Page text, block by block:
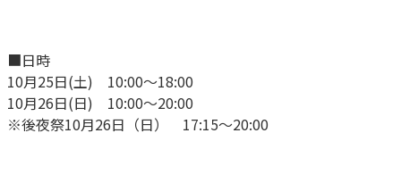
■日時
10月25日(土) 10:00〜18:00
10月26日(日) 10:00〜20:00
※後夜祭10月26日（日） 17:15〜20:00